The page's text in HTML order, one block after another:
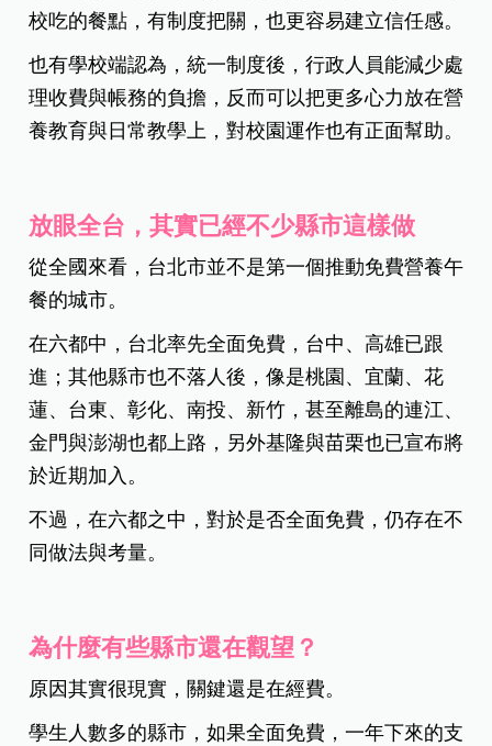
校吃的餐點，有制度把關，也更容易建立信任感。
也有學校端認為，統一制度後，行政人員能減少處
理收費與帳務的負擔，反而可以把更多心力放在營
養教育與日常教學上，對校園運作也有正面幫助。
放眼全台，其實已經不少縣市這樣做
從全國來看，台北市並不是第一個推動免費營養午
餐的城市。
在六都中，台北率先全面免費，台中、高雄已跟
進；其他縣市也不落人後，像是桃園、宜蘭、花
蓮、台東、彰化、南投、新竹，甚至離島的連江、
金門與澎湖也都上路，另外基隆與苗栗也已宣布將
於近期加入。
不過，在六都之中，對於是否全面免費，仍存在不
同做法與考量。
為什麼有些縣市還在觀望？
原因其實很現實，關鍵還是在經費。
學生人數多的縣市，如果全面免費，一年下來的支